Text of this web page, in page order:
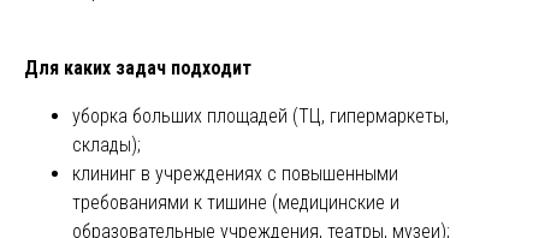
Для каких задач подходит
уборка больших площадей (ТЦ, гипермаркеты,
склады);
клининг в учреждениях с повышенными
требованиями к тишине (медицинские и
образовательные учреждения, театры, музеи);